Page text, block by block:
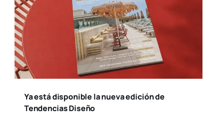
Ya está disponible la nueva edición de
Tendencias Diseño